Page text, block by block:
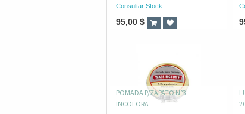
Consultar Stock
95,00 $
POMADA P/ZAPATO N°3
INCOLORA